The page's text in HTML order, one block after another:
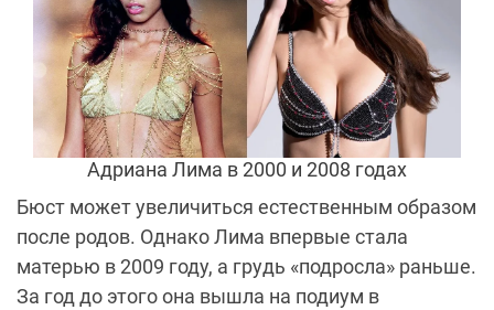
Адриана Лима в 2000 и 2008 годах
Бюст может увеличиться естественным образом
после родов. Однако Лима впервые стала
матерью в 2009 году, а грудь «подросла» раньше.
За год до этого она вышла на подиум в